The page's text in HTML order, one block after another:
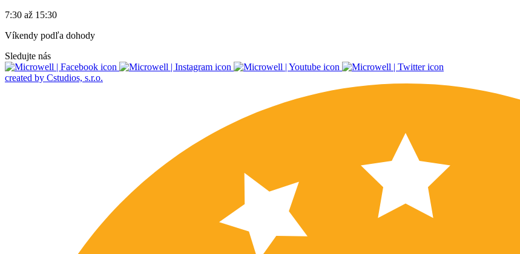
7:30 až 15:30
Víkendy podľa dohody
Sledujte nás
created by Cstudios, s.r.o.